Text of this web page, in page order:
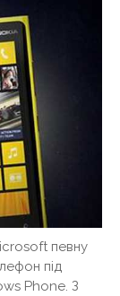
певну
під
Phone. З